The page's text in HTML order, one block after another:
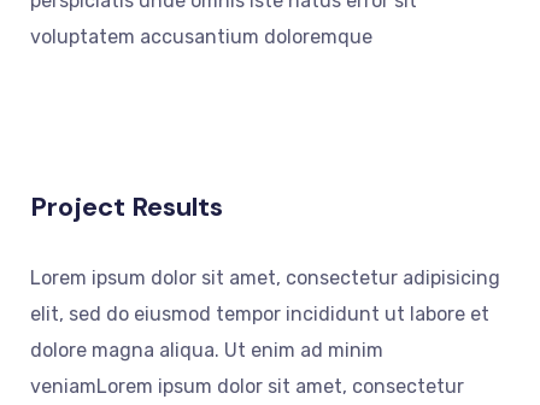
voluptatem accusantium doloremque
Project Results
Lorem ipsum dolor sit amet, consectetur adipisicing
elit, sed do eiusmod tempor incididunt ut labore et
dolore magna aliqua. Ut enim ad minim
veniamLorem ipsum dolor sit amet, consectetur